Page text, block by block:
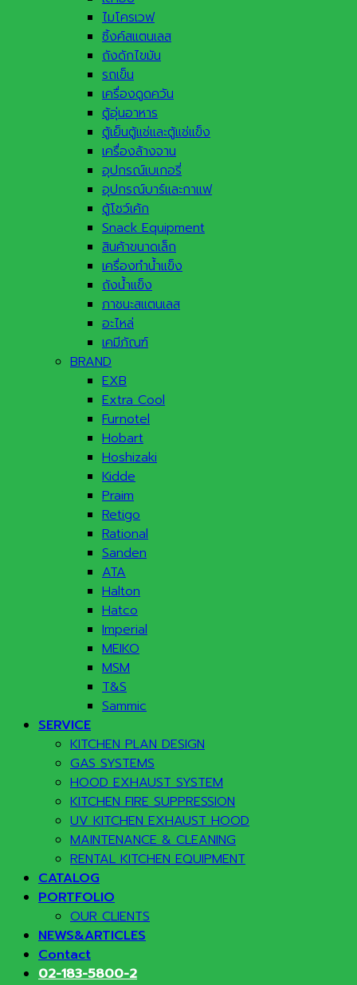
ไมโครเวฟ
ซิ้งค์สแตนเลส
ถังดักไขมัน
รถเข็น
เครื่องดูดควัน
ตู้อุ่นอาหาร
ตู้เย็นตู้แช่และตู้แช่แข็ง
เครื่องล้างจาน
อุปกรณ์เบเกอรี่
อุปกรณ์บาร์และกาแฟ
ตู้โชว์เค้ก
Snack Equipment
สินค้าขนาดเล็ก
เครื่องทำน้ำแข็ง
ถังน้ำแข็ง
ภาชนะสแตนเลส
อะไหล่
เคมีภัณฑ์
BRAND
EXB
Extra Cool
Furnotel
Hobart
Hoshizaki
Kidde
Praim
Retigo
Rational
Sanden
ATA
Halton
Hatco
Imperial
MEIKO
MSM
T&S
Sammic
SERVICE
KITCHEN PLAN DESIGN
GAS SYSTEMS
HOOD EXHAUST SYSTEM
KITCHEN FIRE SUPPRESSION
UV KITCHEN EXHAUST HOOD
MAINTENANCE & CLEANING
RENTAL KITCHEN EQUIPMENT
CATALOG
PORTFOLIO
OUR CLIENTS
NEWS&ARTICLES
Contact
02-183-5800-2